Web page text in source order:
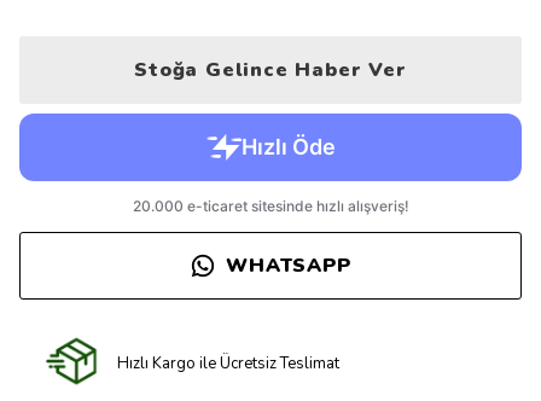
Stoğa Gelince Haber Ver
WHATSAPP
Hızlı Kargo ile Ücretsiz Teslimat